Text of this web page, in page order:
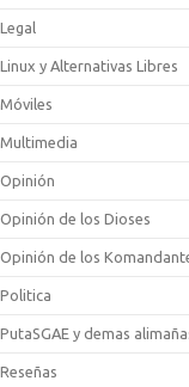
Legal
Linux y Alternativas Libres
Móviles
Multimedia
Opinión
Opinión de los Dioses
Opinión de los
Politica
PutaSGAE y demas
Reseñas